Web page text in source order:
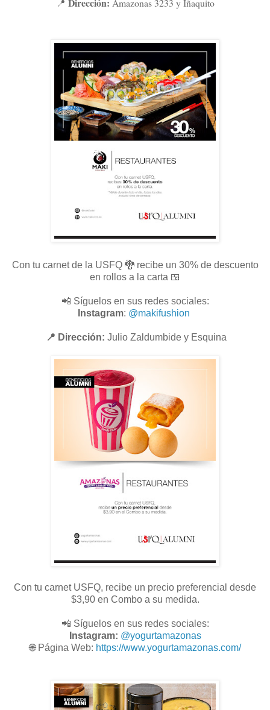
📍 Dirección: Amazonas 3233 y Iñaquito
Con tu carnet de la USFQ 🐉 recibe un 30% de descuento
en rollos a la carta 🍱
📲 Síguelos en sus redes sociales:
Instagram: @makifushion
📍 Dirección: Julio Zaldumbide y Esquina
Con tu carnet USFQ, recibe un precio preferencial desde
$3,90 en Combo a su medida.
📲 Síguelos en sus redes sociales:
Instagram: @yogurtamazonas
🌐 Página Web: https://www.yogurtamazonas.com/